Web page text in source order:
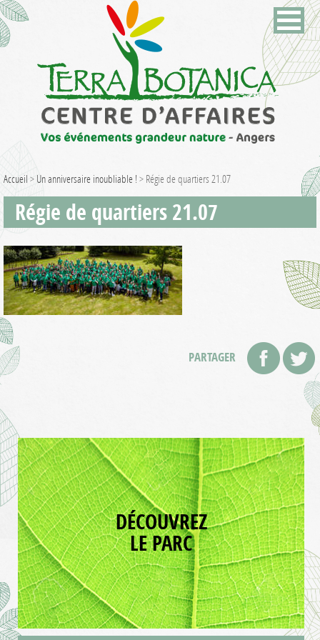
Accueil > Un anniversaire inoubliable ! > Régie de quartiers 21.07
Régie de quartiers 21.07
PARTAGER
DÉCOUVREZ
LE PARC